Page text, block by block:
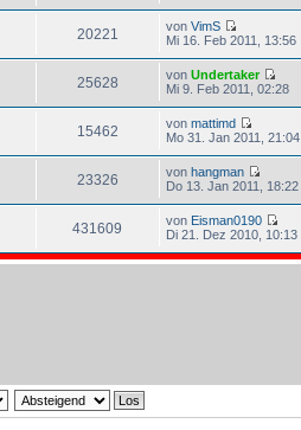
20221 vonVimS
Mi 16. Feb 2011, 13:56
25628 vonUndertaker
Mi 9. Feb 2011, 02:28
15462 vonmattimd
Mo 31. Jan 2011, 21:04
23326 vonhangman
Do 13. Jan 2011, 18:22
431609 von Eisman0190
Di 21. Dez 2010, 10:13